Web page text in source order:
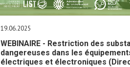
19.06.2025
WEBINAIRE - Restriction des
dangereuses dans les
électriques et électroniques